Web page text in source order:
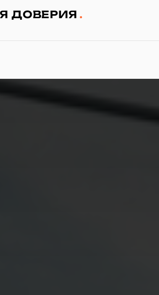
ДОВЕРИЯ .